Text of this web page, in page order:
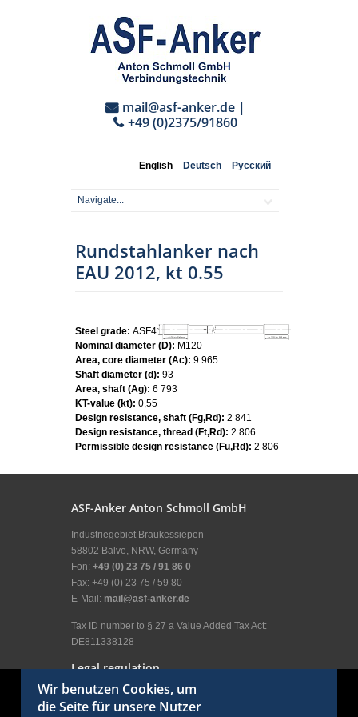
mail@asf-anker.de|
+49 (0)2375/91860
English Deutsch Русский
Rundstahlanker nach
EAU 2012, kt 0.55
Steel grade: ASF460
Nominal diameter (D): M120
Area, core diameter (Ac): 9 965
Shaft diameter (d): 93
Area, shaft (Ag): 6 793
KT-value (kt): 0,55
Design resistance, shaft (Fg,Rd): 2 841
Design resistance, thread (Ft,Rd): 2 806
Permissible design resistance (Fu,Rd): 2 806
ASF-Anker Anton Schmoll GmbH
Industriegebiet Braukessiepen
58802 Balve, NRW, Germany
Fon: +49 (0) 23 75 / 91 86 0
Fax: +49 (0) 23 75 / 59 80
E-Mail: mail@asf-anker.de
Tax ID number to § 27 a Value Added Tax Act:
DE811338128
Legal regulation
Legal Disclosure
General terms and conditions
Wir benutzen Cookies, um
die Seite für unsere Nutzer